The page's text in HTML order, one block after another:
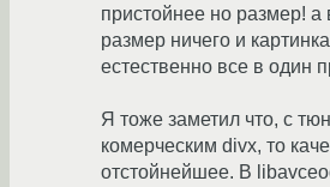
пристойнее но размер! а
размер ничего и
естественно все в один
Я тоже заметил что, с
комерческим divx, то
отстойнейшее. В